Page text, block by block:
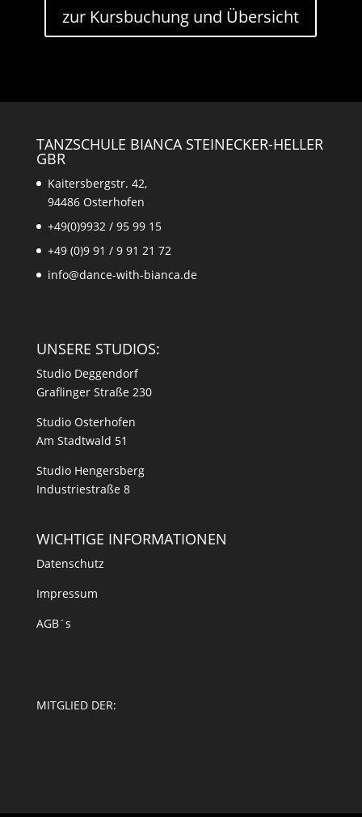
zur Kursbuchung und Übersicht
TANZSCHULE BIANCA STEINECKER-HELLER
GBR
Kaitersbergstr. 42,
94486 Osterhofen
+49(0)9932 / 95 99 15
+49 (0)9 91 / 9 91 21 72
info@dance-with-bianca.de
UNSERE STUDIOS:
Studio Deggendorf
Graflinger Straße 230
Studio Osterhofen
Am Stadtwald 51
Studio Hengersberg
Industriestraße 8
WICHTIGE INFORMATIONEN
Datenschutz
Impressum
AGB´s
MITGLIED DER: